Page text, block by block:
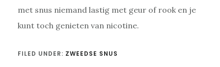
met snus niemand lastig met geur of rook en je
kunt toch genieten van nicotine.
FILED UNDER: ZWEEDSE SNUS